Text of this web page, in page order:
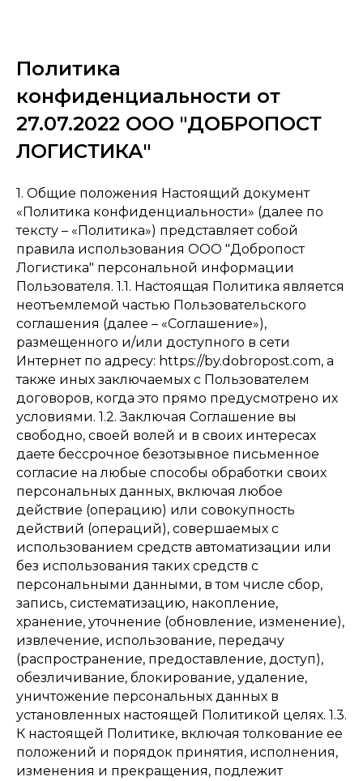
Политика
конфиденциальности от
27.07.2022 ООО "ДОБРОПОСТ
ЛОГИСТИКА"
1. Общие положения Настоящий документ
«Политика конфиденциальности» (далее по
тексту – «Политика») представляет собой
правила использования ООО "Добропост
Логистика" персональной информации
Пользователя. 1.1. Настоящая Политика является
неотъемлемой частью Пользовательского
соглашения (далее – «Соглашение»),
размещенного и/или доступного в сети
Интернет по адресу: https://by.dobropost.com, а
также иных заключаемых с Пользователем
договоров, когда это прямо предусмотрено их
условиями. 1.2. Заключая Соглашение вы
свободно, своей волей и в своих интересах
даете бессрочное безотзывное письменное
согласие на любые способы обработки своих
персональных данных, включая любое
действие (операцию) или совокупность
действий (операций), совершаемых с
использованием средств автоматизации или
без использования таких средств с
персональными данными, в том числе сбор,
запись, систематизацию, накопление,
хранение, уточнение (обновление, изменение),
извлечение, использование, передачу
(распространение, предоставление, доступ),
обезличивание, блокирование, удаление,
уничтожение персональных данных в
установленных настоящей Политикой целях. 1.3.
К настоящей Политике, включая толкование ее
положений и порядок принятия, исполнения,
изменения и прекращения, подлежит